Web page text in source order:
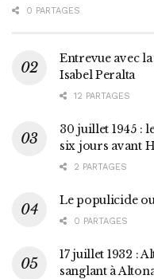
0 PARTAGES
Entrevue avec
Isabel Peralta
12 PARTAGES
30 juillet 1945 :
six jours avant
2 PARTAGES
Le populicide
0 PARTAGES
17 juillet 1932 :
sanglant à